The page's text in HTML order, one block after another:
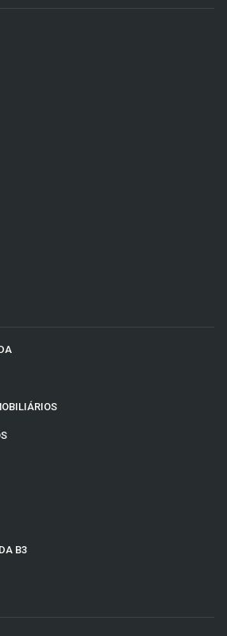
B3